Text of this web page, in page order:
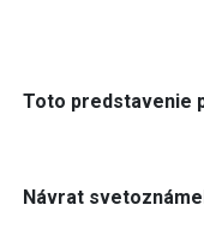
Toto predstavenie
Návrat